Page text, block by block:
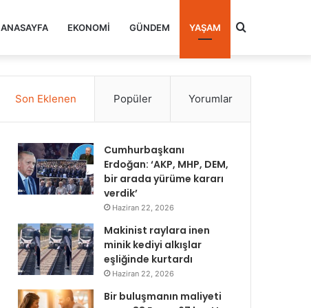
ANASAYFA EKONOMI GÜNDEM YAŞAM Arama
Son Eklenen Popüler Yorumlar
Cumhurbaşkanı
Erdoğan: ‘AKP, MHP, DEM,
bir arada yürüme kararı
verdik’
Haziran 22, 2026
Makinist raylara inen
minik kediyi alkışlar
eşliğinde kurtardı
Haziran 22, 2026
Bir buluşmanın maliyeti